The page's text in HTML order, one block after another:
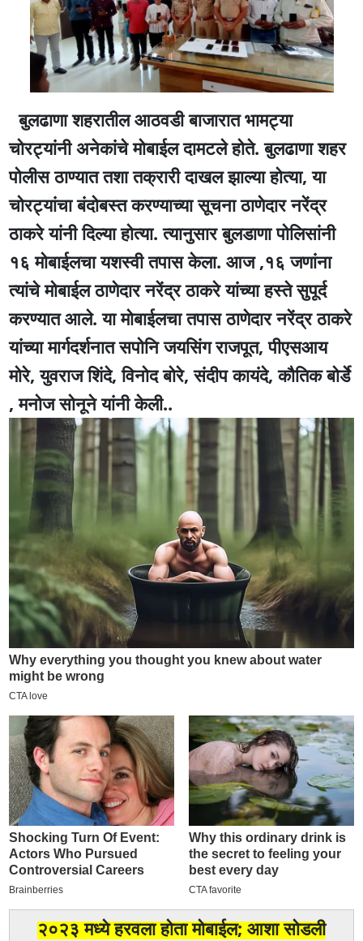
बुलढाणा शहरातील आठवडी बाजारात भामट्या
चोरट्यांनी अनेकांचे मोबाईल दामटले होते. बुलढाणा शहर
पोलीस ठाण्यात तशा तक्रारी दाखल झाल्या होत्या, या
चोरट्यांचा बंदोबस्त करण्याच्या सूचना ठाणेदार नरेंद्र
ठाकरे यांनी दिल्या होत्या. त्यानुसार बुलडाणा पोलिसांनी
१६ मोबाईलचा यशस्वी तपास केला. आज ,१६ जणांना
त्यांचे मोबाईल ठाणेदार नरेंद्र ठाकरे यांच्या हस्ते सुपूर्द
करण्यात आले. या मोबाईलचा तपास ठाणेदार नरेंद्र ठाकरे
यांच्या मार्गदर्शनात सपोनि जयसिंग राजपूत, पीएसआय
मोरे, युवराज शिंदे, विनोद बोरे, संदीप कायंदे, कौतिक बोर्डे
, मनोज सोनूने यांनी केली..
२०२३ मध्ये हरवला होता मोबाईल; आशा सोडली